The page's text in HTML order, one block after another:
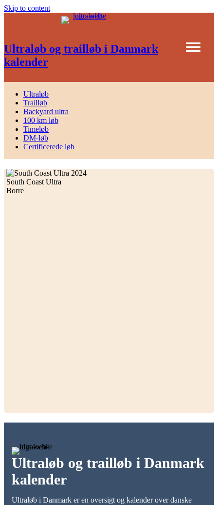
Skip to content
Ultraløb og trailløb i Danmark
kalender
Ultraløb
Trailløb
Backyard ultra
100 km løb
Timeløb
DM-løb
Certificerede løb
South Coast Ultra
Borre
Ultraløb og trailløb i Danmark
kalender
Ultraløb i Danmark er en oversigt og kalender over danske